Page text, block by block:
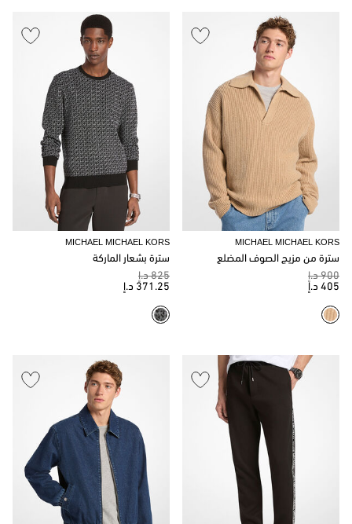
MICHAEL MICHAEL KORS
سترة من مزيج الصوف المضلع
900 د.إ
405 د.إ
MICHAEL MICHAEL KORS
سترة بشعار الماركة
825 د.إ
371.25 د.إ